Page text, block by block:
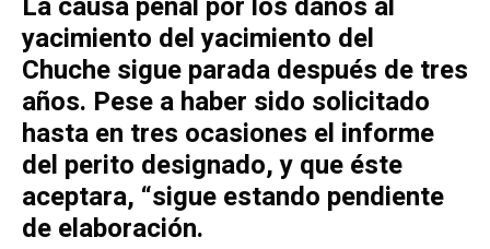
yacimiento del yacimiento del
Chuche sigue parada después de tres
años. Pese a haber sido solicitado
hasta en tres ocasiones el informe
del perito designado, y que éste
aceptara, “sigue estando pendiente
de elaboración.